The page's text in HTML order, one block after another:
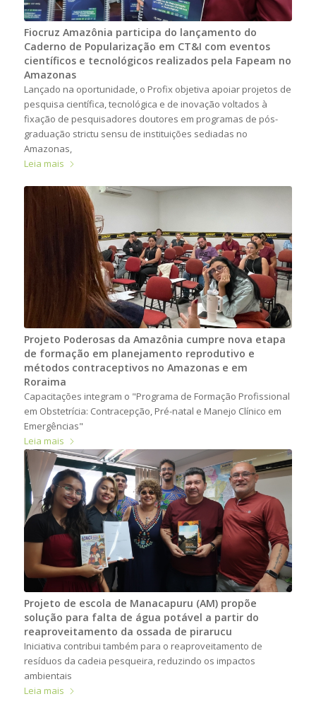
Fiocruz Amazônia participa do lançamento do
Caderno de Popularização em CT&I com eventos
científicos e tecnológicos realizados pela Fapeam no
Amazonas
Lançado na oportunidade, o Profix objetiva apoiar projetos de
pesquisa científica, tecnológica e de inovação voltados à
fixação de pesquisadores doutores em programas de pós-
graduação strictu sensu de instituições sediadas no
Amazonas,
Leia mais
Projeto Poderosas da Amazônia cumpre nova etapa
de formação em planejamento reprodutivo e
métodos contraceptivos no Amazonas e em
Roraima
Capacitações integram o "Programa de Formação Profissional
em Obstetrícia: Contracepção, Pré-natal e Manejo Clínico em
Emergências"
Leia mais
Projeto de escola de Manacapuru (AM) propõe
solução para falta de água potável a partir do
reaproveitamento da ossada de pirarucu
Iniciativa contribui também para o reaproveitamento de
resíduos da cadeia pesqueira, reduzindo os impactos
ambientais
Leia mais